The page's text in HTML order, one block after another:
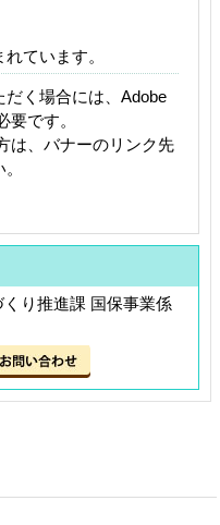
ています。
く場合には、Adobe
要です。
は、バナーのリンク先
くり推進課 国保事業係